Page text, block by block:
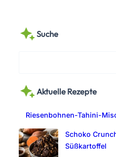
Suche
r
Aktuelle Rezepte
Riesenbohnen-Tahini-
Schoko
Süßkartoffel